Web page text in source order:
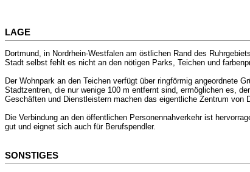
LAGE
Dortmund, in Nordrhein-Westfalen am östlichen Rand des
Stadt selbst fehlt es nicht an den nötigen Parks, Teichen und
Der Wohnpark an den Teichen verfügt über ringförmig angeordnete
Stadtzentren, die nur wenige 100 m entfernt sind, ermöglichen es,
Geschäften und Dienstleistern machen das eigentliche Zentrum
Die Verbindung an den öffentlichen Personennahverkehr ist
gut und eignet sich auch für Berufspendler.
SONSTIGES